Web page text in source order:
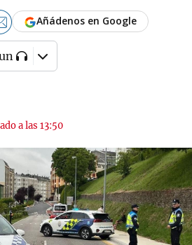
a las 13:50
Añádenos en Google